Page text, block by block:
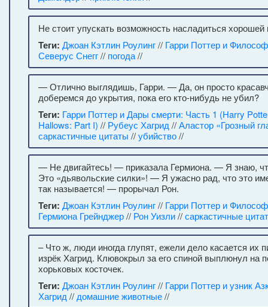
Не стоит упускать возможность насладиться хорошей
Теги: Джоан Кэтлин Роулинг// Гарри Поттер и
Северус Снегг// погода//
— Отлично выглядишь, Гарри. — Да, он просто
доберемся до укрытия, пока его кто-нибудь не убил?
Теги: Гарри Поттер и Дары смерти: Часть 1 (Harry
Hallows: Part I) // Рубеус Хагрид //Аластор «Грозный
саркастичные цитаты //убийство//
— Не двигайтесь! — приказала Гермиона. — Я знаю,
Это «дьявольские силки»! — Я ужасно рад, что это
так называется! — прорычал Рон.
Теги: Джоан Кэтлин Роулинг// Гарри Поттер и
Гермиона Грейнджер// Рон Уизли//саркастичные
– Что ж, люди иногда глупят, ежели дело касается их
изрёк Хагрид. Клювокрыл за его спиной выплюнул на
хорьковых косточек.
Теги: Джоан Кэтлин Роулинг// Гарри Поттер и узник
Хагрид // домашние животные//